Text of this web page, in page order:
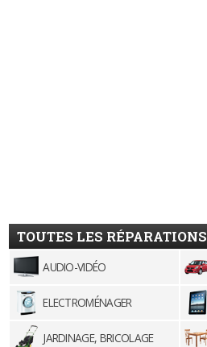
TOUTES LES RÉPARATIONS
AUDIO-VIDÉO
ELECTROMÉNAGER
JARDINAGE, BRICOLAGE